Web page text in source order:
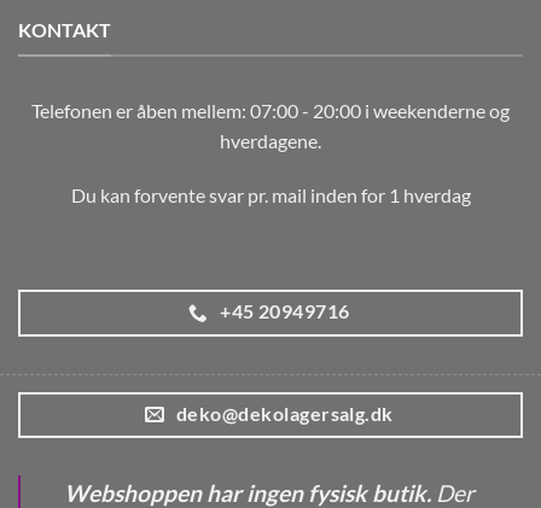
KONTAKT
Telefonen er åben mellem: 07:00 - 20:00 i weekenderne og
hverdagene.
Du kan forvente svar pr. mail inden for 1 hverdag
+45 20949716
deko@dekolagersalg.dk
Webshoppen har ingen fysisk butik. Der